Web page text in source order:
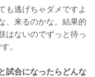
も逃げちゃダメですよ
、来るのかな。結果的
はないのでずっと待っ
。
試合になったらどんな